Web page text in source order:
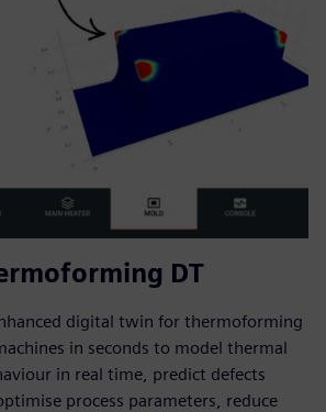
DT
digital twin for thermoforming
in seconds to model thermal
in real time, predict defects
process parameters, reduce